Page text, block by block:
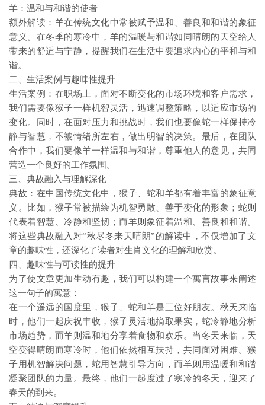
羊：温和与和谐的使者
额外解读：羊在传统文化中常被赋予温和、善良和和谐的象征
意义。在冬季的寒冷中，羊的温暖与和谐如同晴朗的天空给人
带来的舒适与宁静，提醒我们在生活中要追求内心的平和与和
谐。
二、生活案例与趣味性提升
生活案例：在职场上，面对不断变化的市场环境和客户需求，
我们需要像猴子一样机智灵活，迅速调整策略，以适应市场的
变化。同时，在面对压力和挑战时，我们也要像蛇一样保持冷
静与智慧，不被情绪所左右，做出明智的决策。最后，在团队
合作中，我们要像羊一样温和与和谐，尊重他人的意见，共同
营造一个良好的工作氛围。
三、典故融入与理解深化
典故：在中国传统文化中，猴子、蛇和羊都有着丰富的象征意
义。比如，猴子常被描绘为机智勇敢、善于变化的形象；蛇则
代表着智慧、冷静和坚韧；而羊则象征着温和、善良和和谐。
将这些典故融入对“秋尽冬来天晴朗”的解读中，不仅增加了文
章的趣味性，还深化了读者对生肖文化的理解和欣赏。
四、趣味性与可读性的提升
为了使文章更加生动有趣，我们可以构建一个寓言故事来阐述
这一句子的寓意：
在一个遥远的国度里，猴子、蛇和羊是三位好朋友。秋天来临
时，他们一起庆祝丰收，猴子灵活地摘取果实，蛇冷静地分析
市场趋势，而羊则温和地分享着食物和欢乐。当冬天来临，天
空变得晴朗而寒冷时，他们依然相互扶持，共同面对困难。猴
子用机智解决问题，蛇用智慧引导方向，而羊则用温暖和和谐
凝聚团队的力量。最终，他们一起度过了寒冷的冬天，迎来了
春天的到来。